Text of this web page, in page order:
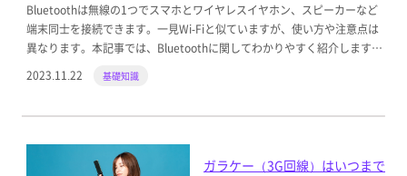
Bluetoothは無線の1つでスマホとワイヤレスイヤホン、スピーカーなど
端末同士を接続できます。一見Wi-Fiと似ていますが、使い方や注意点は
異なります。本記事では、Bluetoothに関してわかりやすく紹介しますの
2023.11.22 基礎知識
ガラケー（3G回線）はいつまで